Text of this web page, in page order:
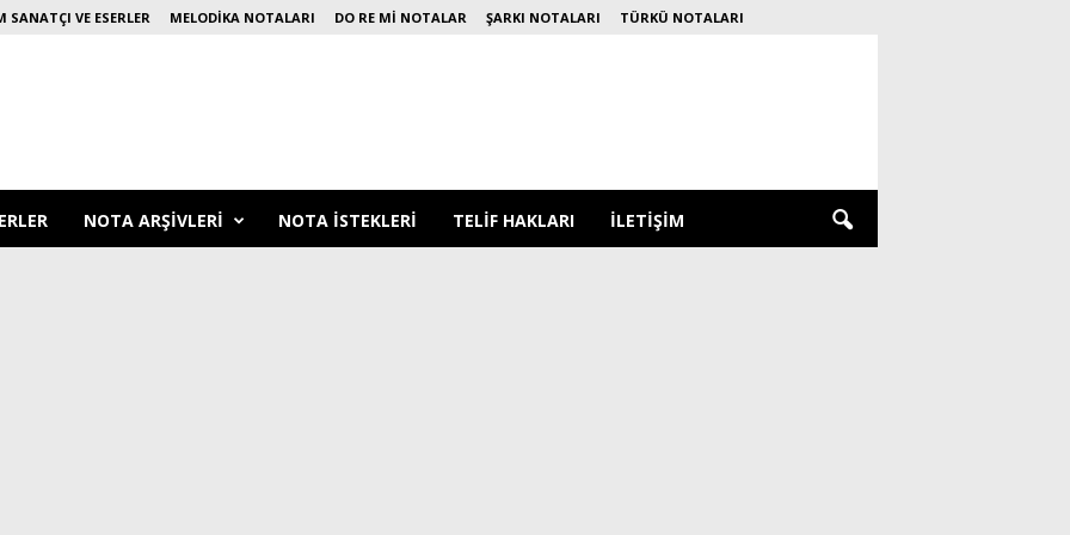
SANATÇI VE ESERLER MELODIKA NOTALARI DO RE MI NOTALAR ŞARKI NOTALARI TÜRKÜ NOTALARI
NOTA ARŞIVLERI NOTA ISTEKLERI TELIF HAKLARI İLETIŞIM